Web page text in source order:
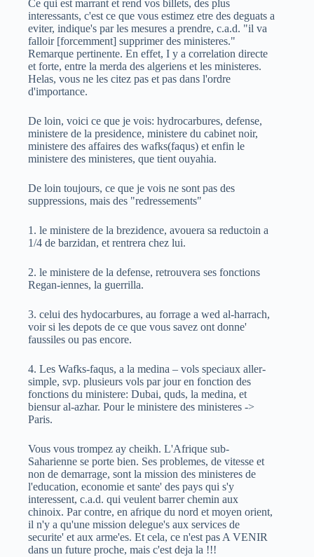
Ce qui est marrant et rend vos billets, des plus
interessants, c'est ce que vous estimez etre des deguats a
eviter, indique's par les mesures a prendre, c.a.d. "il va
falloir [forcemment] supprimer des ministeres."
Remarque pertinente. En effet, I y a correlation directe
et forte, entre la merda des algeriens et les ministeres.
Helas, vous ne les citez pas et pas dans l'ordre
d'importance.
De loin, voici ce que je vois: hydrocarbures, defense,
ministere de la presidence, ministere du cabinet noir,
ministere des affaires des wafks(faqus) et enfin le
ministere des ministeres, que tient ouyahia.
De loin toujours, ce que je vois ne sont pas des
suppressions, mais des "redressements"
1. le ministere de la brezidence, avouera sa reductoin a
1/4 de barzidan, et rentrera chez lui.
2. le ministere de la defense, retrouvera ses fonctions
Regan-iennes, la guerrilla.
3. celui des hydocarbures, au forrage a wed al-harrach,
voir si les depots de ce que vous savez ont donne'
faussiles ou pas encore.
4. Les Wafks-faqus, a la medina – vols speciaux aller-
simple, svp. plusieurs vols par jour en fonction des
fonctions du ministere: Dubai, quds, la medina, et
biensur al-azhar. Pour le ministere des ministeres ->
Paris.
Vous vous trompez ay cheikh. L'Afrique sub-
Saharienne se porte bien. Ses problemes, de vitesse et
non de demarrage, sont la mission des ministeres de
l'education, economie et sante' des pays qui s'y
interessent, c.a.d. qui veulent barrer chemin aux
chinoix. Par contre, en afrique du nord et moyen orient,
il n'y a qu'une mission delegue's aux services de
securite' et aux arme'es. Et cela, ce n'est pas A VENIR
dans un future proche, mais c'est deja la !!!